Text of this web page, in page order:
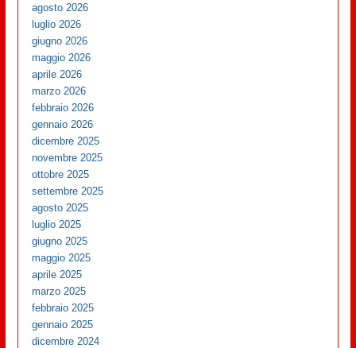
agosto 2026
luglio 2026
giugno 2026
maggio 2026
aprile 2026
marzo 2026
febbraio 2026
gennaio 2026
dicembre 2025
novembre 2025
ottobre 2025
settembre 2025
agosto 2025
luglio 2025
giugno 2025
maggio 2025
aprile 2025
marzo 2025
febbraio 2025
gennaio 2025
dicembre 2024